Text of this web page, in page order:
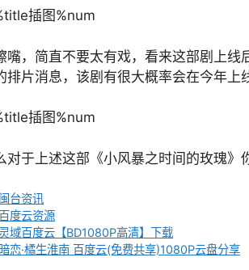
嘴，简直不要太有戏，看来这部剧上
排片消息，该剧有很大概率会在今年上
对于上述这部《小风暴之时间的玫瑰》
分
类
闽台资讯
标
签
百度云资源
灵域百度云【BD1080P高清】下载
暗恋·橘生淮南 百度云(免费共享)1080P云盘分享